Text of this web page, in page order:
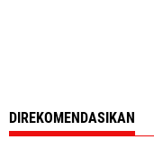
DIREKOMENDASIKAN